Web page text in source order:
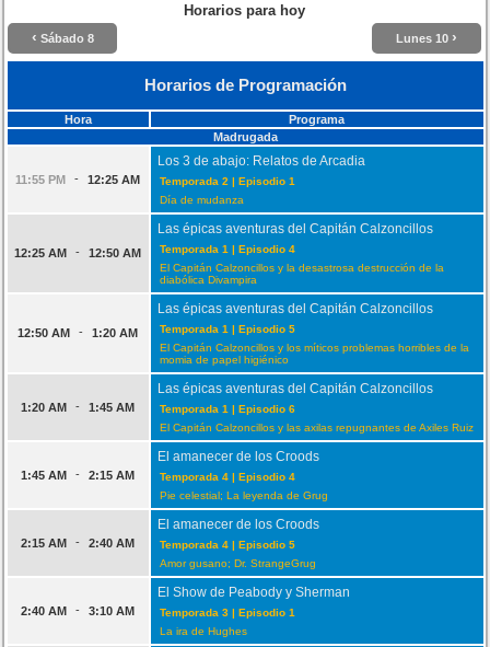
Horarios para hoy
‹ Sábado 8 Lunes 10 ›
Horarios de Programación
Hora
Programa
Madrugada
11:55 PM - 12:25 AM
Los 3 de abajo: Relatos de Arcadia
Temporada 2 | Episodio 1
Día de mudanza
12:25 AM - 12:50 AM
Las épicas aventuras del Capitán Calzoncillos
Temporada 1 | Episodio 4
El Capitán Calzoncillos y la desastrosa destrucción de la
diabólica Divampira
12:50 AM - 1:20 AM
Las épicas aventuras del Capitán Calzoncillos
Temporada 1 | Episodio 5
El Capitán Calzoncillos y los míticos problemas horribles de la
momia de papel higiénico
1:20 AM - 1:45 AM
Las épicas aventuras del Capitán Calzoncillos
Temporada 1 | Episodio 6
El Capitán Calzoncillos y las axilas repugnantes de Axiles Ruiz
1:45 AM - 2:15 AM
El amanecer de los Croods
Temporada 4 | Episodio 4
Pie celestial; La leyenda de Grug
2:15 AM - 2:40 AM
El amanecer de los Croods
Temporada 4 | Episodio 5
Amor gusano; Dr. StrangeGrug
2:40 AM - 3:10 AM
El Show de Peabody y Sherman
Temporada 3 | Episodio 1
La ira de Hughes